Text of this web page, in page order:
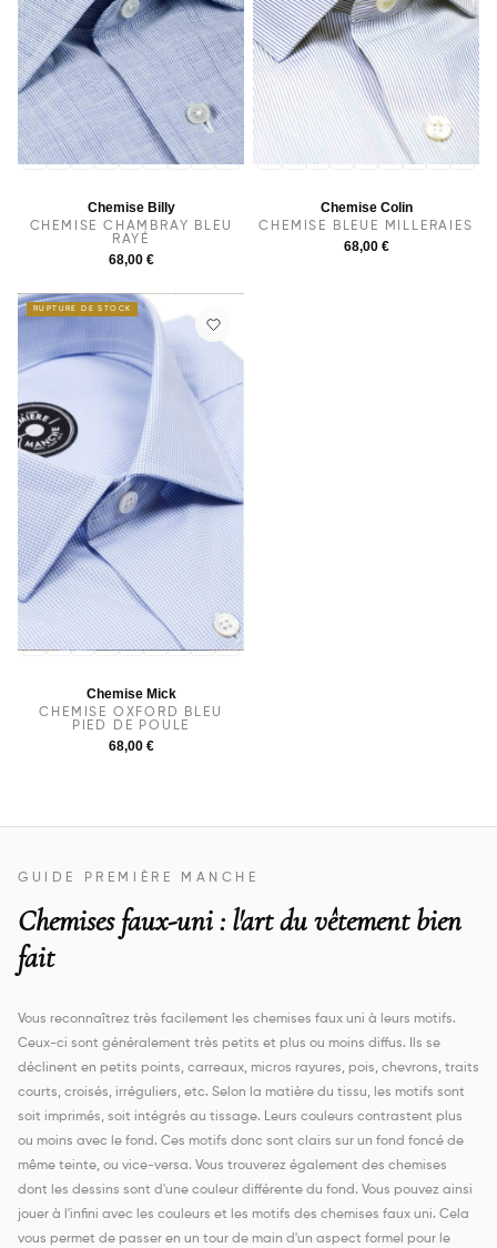
36 37 38 39 40 41 42 43 44
Chemise Billy
CHEMISE CHAMBRAY BLEU
RAYÉ
68,00 €
42
Chemise Colin
CHEMISE BLEUE MILLERAIES
68,00 €
RUPTURE DE STOCK
36 37 38 40 39 41 42 43 44
Chemise Mick
CHEMISE OXFORD BLEU
PIED DE POULE
68,00 €
GUIDE PREMIÈRE MANCHE
Chemises faux-uni : l'art du vêtement bien
fait
Vous reconnaîtrez très facilement les chemises faux uni à leurs motifs.
Ceux-ci sont généralement très petits et plus ou moins diffus. Ils se
déclinent en petits points, carreaux, micros rayures, pois, chevrons, traits
courts, croisés, irréguliers, etc. Selon la matière du tissu, les motifs sont
soit imprimés, soit intégrés au tissage. Leurs couleurs contrastent plus
ou moins avec le fond. Ces motifs donc sont clairs sur un fond foncé de
même teinte, ou vice-versa. Vous trouverez également des chemises
dont les dessins sont d'une couleur différente du fond. Vous pouvez ainsi
jouer à l'infini avec les couleurs et les motifs des chemises faux uni. Cela
vous permet de passer en un tour de main d'un aspect formel pour le